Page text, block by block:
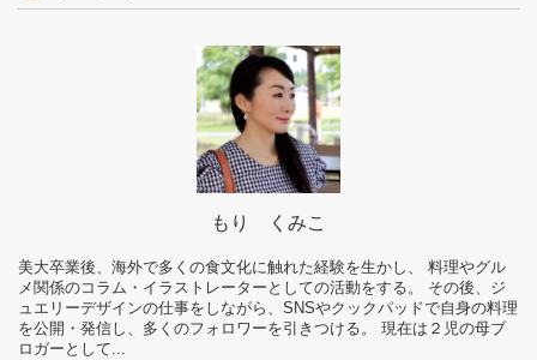
もり くみこ
美大卒業後、海外で多くの食文化に触れた経験を生かし、 料理やグル
メ関係のコラム・イラストレーターとしての活動をする。 その後、ジ
ュエリーデザインの仕事をしながら、SNSやクックパッドで自身の料理
を公開・発信し、多くのフォロワーを引きつける。 現在は２児の母ブ
ロガーとして...